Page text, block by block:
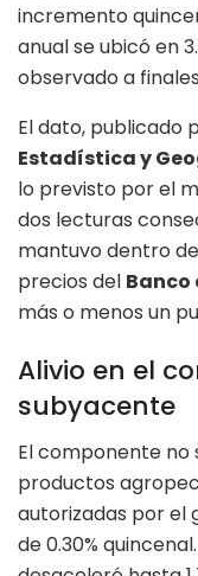
incremento
anual se ubicó en
observado a
El dato, publicado
Estadística y
lo previsto por el
dos lecturas
mantuvo dentro
precios del Banco
más o menos un
Alivio en el
subyacente
El componente no
productos
autorizadas por el
de 0.30%